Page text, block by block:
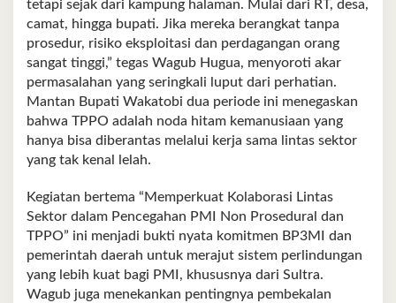
tetapi sejak dari kampung halaman. Mulai dari RT, desa,
camat, hingga bupati. Jika mereka berangkat tanpa
prosedur, risiko eksploitasi dan perdagangan orang
sangat tinggi,” tegas Wagub Hugua, menyoroti akar
permasalahan yang seringkali luput dari perhatian.
Mantan Bupati Wakatobi dua periode ini menegaskan
bahwa TPPO adalah noda hitam kemanusiaan yang
hanya bisa diberantas melalui kerja sama lintas sektor
yang tak kenal lelah.
Kegiatan bertema “Memperkuat Kolaborasi Lintas
Sektor dalam Pencegahan PMI Non Prosedural dan
TPPO” ini menjadi bukti nyata komitmen BP3MI dan
pemerintah daerah untuk merajut sistem perlindungan
yang lebih kuat bagi PMI, khususnya dari Sultra.
Wagub juga menekankan pentingnya pembekalan